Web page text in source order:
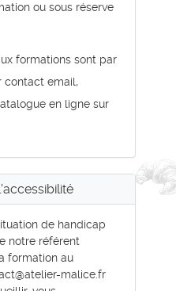
ou sous réserve
formations sont par
contact email,
en ligne sur
de handicap
notre référent
formation au
malice.fr